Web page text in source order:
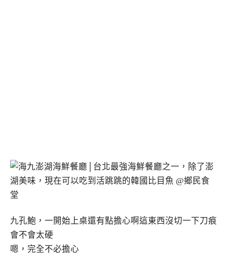
九孔鮑，一開始上桌還有點擔心啊這東西沒切一下刀痕
會不會太硬
嗯，完全不必擔心